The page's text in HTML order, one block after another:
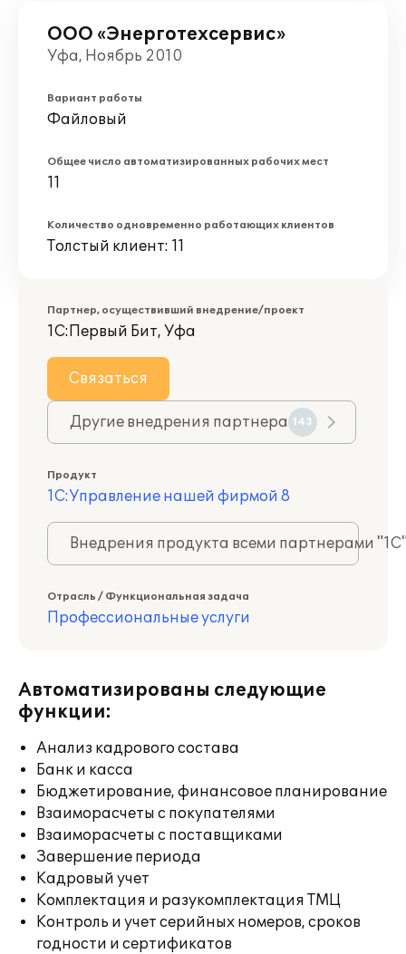
ООО «Энерготехсервис»
Уфа, Ноябрь 2010
Вариант работы
Файловый
Общее число автоматизированных рабочих мест
11
Количество одновременно работающих клиентов
Толстый клиент: 11
Партнер, осуществивший внедрение/проект
1С:Первый Бит, Уфа
Связаться
Другие внедрения партнера 143
Продукт
1С:Управление нашей фирмой 8
Внедрения продукта всеми партнерами
Отрасль / Функциональная задача
Профессиональные услуги
Автоматизированы следующие
функции:
Анализ кадрового состава
Банк и касса
Бюджетирование, финансовое планирование
Взаиморасчеты с покупателями
Взаиморасчеты с поставщиками
Завершение периода
Кадровый учет
Комплектация и разукомплектация ТМЦ
Контроль и учет серийных номеров, сроков
годности и сертификатов